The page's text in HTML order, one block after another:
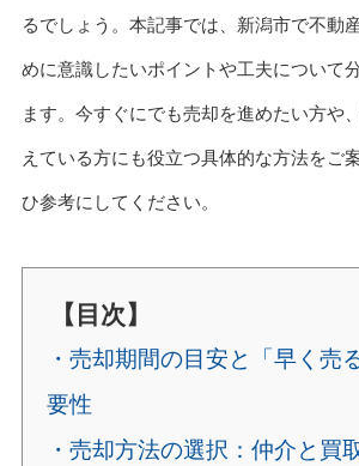
るでしょう。本記事では、新潟市で不動
めに意識したいポイントや工夫について
ます。今すぐにでも売却を進めたい方や
えている方にも役立つ具体的な方法をご
ひ参考にしてください。
【目次】
・売却期間の目安と「早く売
要性
・売却方法の選択：仲介と買